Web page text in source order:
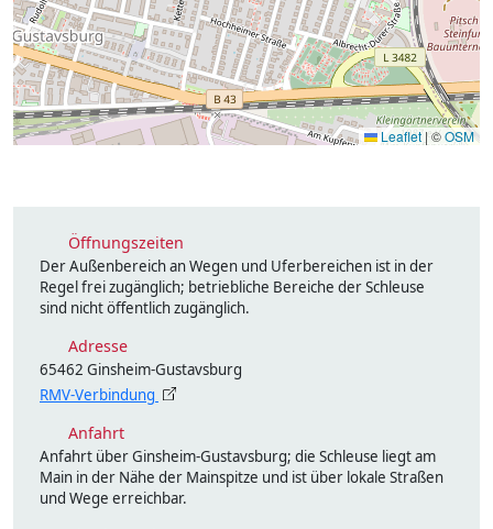
Leaflet |©OSM
Öffnungszeiten
Der Außenbereich an Wegen und Uferbereichen ist in der
Regel frei zugänglich; betriebliche Bereiche der Schleuse
sind nicht öffentlich zugänglich.
Adresse
65462 Ginsheim-Gustavsburg
RMV-Verbindung
Anfahrt
Anfahrt über Ginsheim-Gustavsburg; die Schleuse liegt am
Main in der Nähe der Mainspitze und ist über lokale Straßen
und Wege erreichbar.